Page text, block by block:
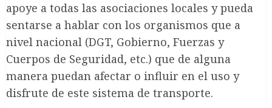
apoye a todas las asociaciones locales y pueda
sentarse a hablar con los organismos que a
nivel nacional (DGT, Gobierno, Fuerzas y
Cuerpos de Seguridad, etc.) que de alguna
manera puedan afectar o influir en el uso y
disfrute de este sistema de transporte.